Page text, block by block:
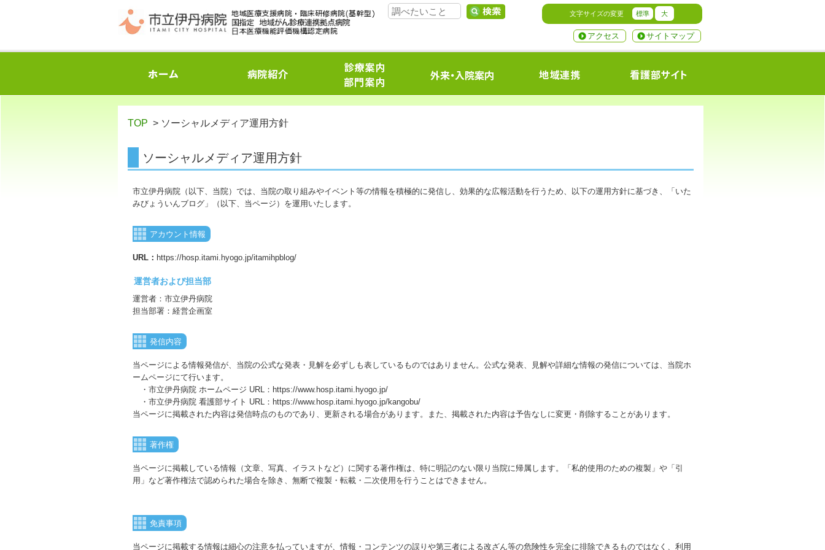
文字サイズの変更 標準 大
サイトマップ
アクセス
TOP > ソーシャルメディア運用方針
ソーシャルメディア運用方針
市立伊丹病院（以下、当院）では、当院の取り組みやイベント等の情報を積極的に発信し、効果的な広報活動を行うため、以下の運用方針に基づき、「いた
みびょういんブログ」（以下、当ページ）を運用いたします。
アカウント情報
URL： https://hosp.itami.hyogo.jp/itamihpblog/
運営者および担当部
運営者：市立伊丹病院
担当部署：経営企画室
発信内容
当ページによる情報発信が、当院の公式な発表・見解を必ずしも表しているものではありません。公式な発表、見解や詳細な情報の発信については、当院ホ
ームページにて行います。
・市立伊丹病院 ホームページ URL：https://www.hosp.itami.hyogo.jp/
・市立伊丹病院 看護部サイト URL：https://www.hosp.itami.hyogo.jp/kangobu/
当ページに掲載された内容は発信時点のものであり、更新される場合があります。また、掲載された内容は予告なしに変更・削除することがあります。
著作権
当ページに掲載している情報（文章、写真、イラストなど）に関する著作権は、特に明記のない限り当院に帰属します。「私的使用のための複製」や「引
用」など著作権法で認められた場合を除き、無断で複製・転載・二次使用を行うことはできません。
免責事項
当ページに掲載する情報は細心の注意を払っていますが、情報・コンテンツの誤りや第三者による改ざん等の危険性を完全に排除できるものではなく、利用